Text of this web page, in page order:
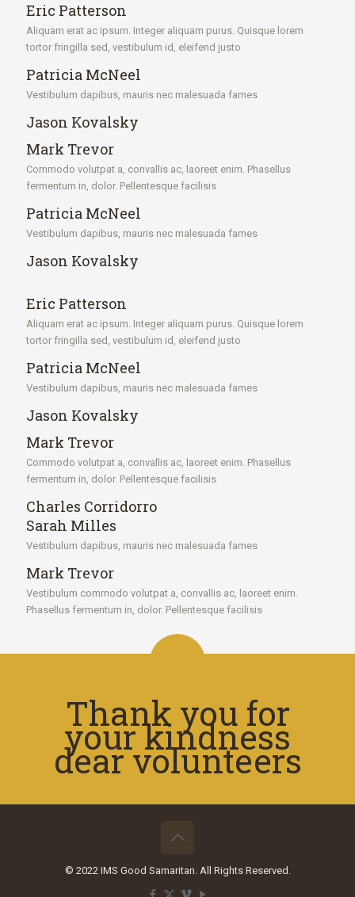
Eric Patterson
Aliquam erat ac ipsum. Integer aliquam purus. Quisque lorem
tortor fringilla sed, vestibulum id, eleifend justo
Patricia McNeel
Vestibulum dapibus, mauris nec malesuada fames
Jason Kovalsky
Mark Trevor
Commodo volutpat a, convallis ac, laoreet enim. Phasellus
fermentum in, dolor. Pellentesque facilisis
Patricia McNeel
Vestibulum dapibus, mauris nec malesuada fames
Jason Kovalsky
Eric Patterson
Aliquam erat ac ipsum. Integer aliquam purus. Quisque lorem
tortor fringilla sed, vestibulum id, eleifend justo
Patricia McNeel
Vestibulum dapibus, mauris nec malesuada fames
Jason Kovalsky
Mark Trevor
Commodo volutpat a, convallis ac, laoreet enim. Phasellus
fermentum in, dolor. Pellentesque facilisis
Charles Corridorro
Sarah Milles
Vestibulum dapibus, mauris nec malesuada fames
Mark Trevor
Vestibulum commodo volutpat a, convallis ac, laoreet enim.
Phasellus fermentum in, dolor. Pellentesque facilisis
Thank you for
your kindness
dear volunteers
© 2022 IMS Good Samaritan. All Rights Reserved.